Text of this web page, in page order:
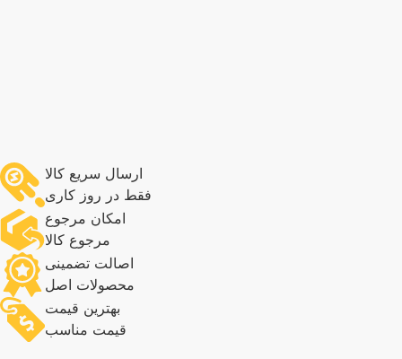
ارسال سریع کالا
فقط در روز کاری
امکان مرجوع
مرجوع کالا
اصالت تضمینی
محصولات اصل
بهترین قیمت
قیمت مناسب